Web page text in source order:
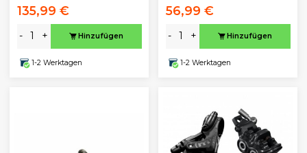
135,99 €
- + Hinzufügen
1-2 Werktagen
56,99 €
- + Hinzufügen
1-2 Werktagen